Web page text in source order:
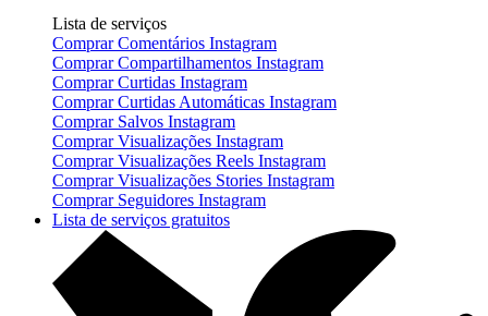
Lista de serviços
Comprar Comentários Instagram
Comprar Compartilhamentos Instagram
Comprar Curtidas Instagram
Comprar Curtidas Automáticas Instagram
Comprar Salvos Instagram
Comprar Visualizações Instagram
Comprar Visualizações Reels Instagram
Comprar Visualizações Stories Instagram
Comprar Seguidores Instagram
Lista de serviços gratuitos